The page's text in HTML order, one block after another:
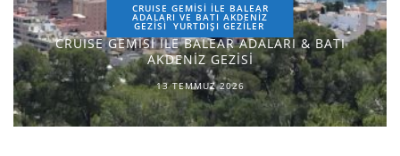
CRUISE GEMİSİ İLE BALEAR
ADALARI VE BATI AKDENİZ
GEZİSİ YURTDIŞI GEZILER
CRUISE GEMİSİ İLE BALEAR ADALARI & BATI
AKDENİZ GEZİSİ
13 TEMMUZ 2026